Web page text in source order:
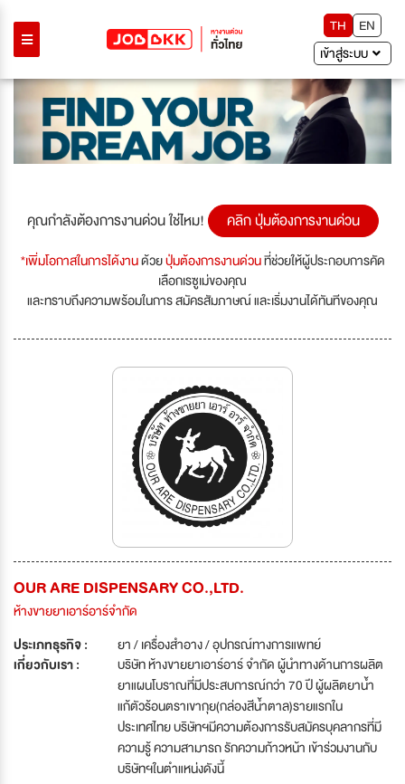
TH
EN
เข้าสู่ระบบ
คุณกำลังต้องการงานด่วน ใช่ไหม! คลิก ปุ่มต้องการงานด่วน
*เพิ่มโอกาสในการได้งานด้วยปุ่มต้องการงานด่วนที่ช่วยให้ผู้ประกอบการคัด
เลือกเรซูเม่ของคุณ
และทราบถึงความพร้อมในการ สมัครสัมภาษณ์ และเริ่มงานได้ทันทีของคุณ
OUR ARE DISPENSARY CO.,LTD.
ห้างขายยาเอาร์อาร์จำกัด
ประเภทธุรกิจ :
ยา / เครื่องสำอาง / อุปกรณ์ทางการแพทย์
เกี่ยวกับเรา :
บริษัท ห้างขายยาเอาร์อาร์ จำกัด ผู้นำทางด้านการผลิต
ยาแผนโบราณที่มีประสบการณ์กว่า 70 ปี ผู้ผลิตยาน้ำ
แก้ตัวร้อนตราเขากุย(กล่องสีน้ำตาล)รายแรกใน
ประเทศไทย บริษัทฯมีความต้องการรับสมัครบุคลากรที่มี
ความรู้ ความสามารถ รักความก้าวหน้า เข้าร่วมงานกับ
บริษัทฯในตำแหน่งดังนี้